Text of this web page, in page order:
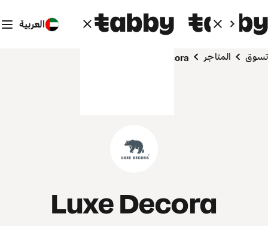
العربية
تسوق المتاجر Luxe Decora
Luxe Decora